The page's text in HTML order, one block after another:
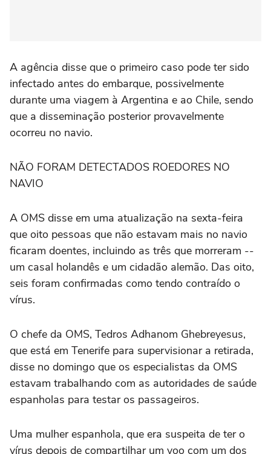
A agência ‌disse que o primeiro caso pode ter sido
infectado antes do embarque, possivelmente
durante uma viagem à Argentina e ao Chile, sendo
que a disseminação posterior provavelmente
ocorreu no navio.
NÃO FORAM DETECTADOS ROEDORES NO
NAVIO
A OMS disse em uma atualização na sexta-feira
que oito pessoas que não ⁠estavam mais no navio
ficaram doentes, incluindo as três que morreram --
um casal holandês e um cidadão alemão. Das oito,
seis foram confirmadas como tendo contraído o
vírus.
O chefe da OMS, Tedros Adhanom Ghebreyesus,
que está em Tenerife para supervisionar a retirada,
disse no domingo que os especialistas da OMS
estavam trabalhando com as autoridades de saúde
espanholas para testar ‌os passageiros.
Uma mulher espanhola, que era suspeita de ter o
vírus depois de compartilhar um voo com um dos